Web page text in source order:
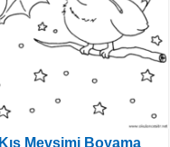
Kış Mevsimi Boyama